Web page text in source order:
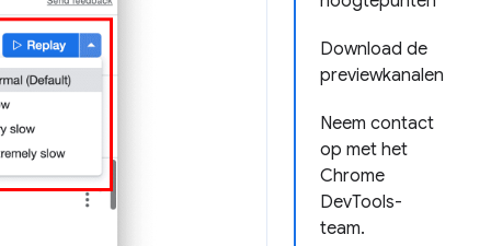
Download de
previewkanalen
Neem contact
op met het
Chrome
DevTools-
team.